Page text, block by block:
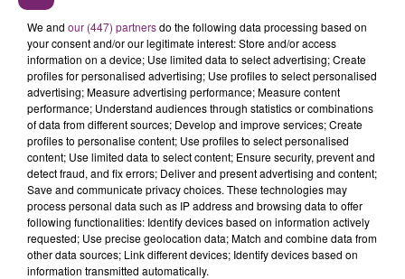
3 juin 2026
We and our (447) partnersdo the following data processing based on
your consent and/or our legitimate interest: Store and/or access
information on a device; Use limited data to select advertising; Create
profiles for personalised advertising; Use profiles to select personalised
advertising; Measure advertising performance; Measure content
performance; Understand audiences through statistics or combinations
of data from different sources; Develop and improve services; Create
profiles to personalise content; Use profiles to select personalised
content; Use limited data to select content; Ensure security, prevent and
detect fraud, and fix errors; Deliver and present advertising and content;
Save and communicate privacy choices. These technologies may
process personal data such as IP address and browsing data to offer
following functionalities: Identify devices based on information actively
requested; Use precise geolocation data; Match and combine data from
other data sources; Link different devices; Identify devices based on
information transmitted automatically.